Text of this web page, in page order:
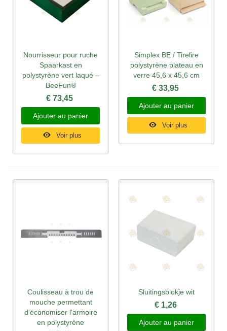
Nourrisseur pour ruche
Spaarkast en
polystyrène vert laqué –
BeeFun®
€ 73,45
Ajouter au panier
Voir plus
Simplex BE / Tirelire
polystyrène plateau en
verre 45,6 x 45,6 cm
€ 33,95
Ajouter au panier
Voir plus
Coulisseau à trou de
mouche permettant
d'économiser l'armoire
en polystyrène
Sluitingsblokje wit
€ 1,26
Ajouter au panier